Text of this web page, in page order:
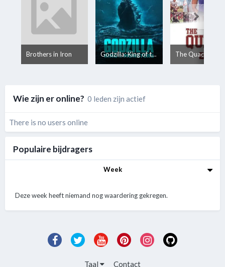
Brothers in Iron Godzilla: King of the Monsters The Quad
Wie zijn er online? 0 leden zijn actief
There is no users online
Populaire bijdragers
Week
Deze week heeft niemand nog waardering gekregen.
Taal Contact